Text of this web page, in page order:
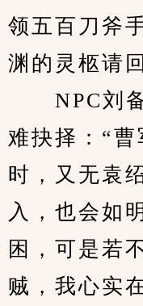
领五百刀斧
渊的灵柩请
NPC刘备
难抉择：“
时，又无袁
入，也会如
困，可是若
贼，我心实